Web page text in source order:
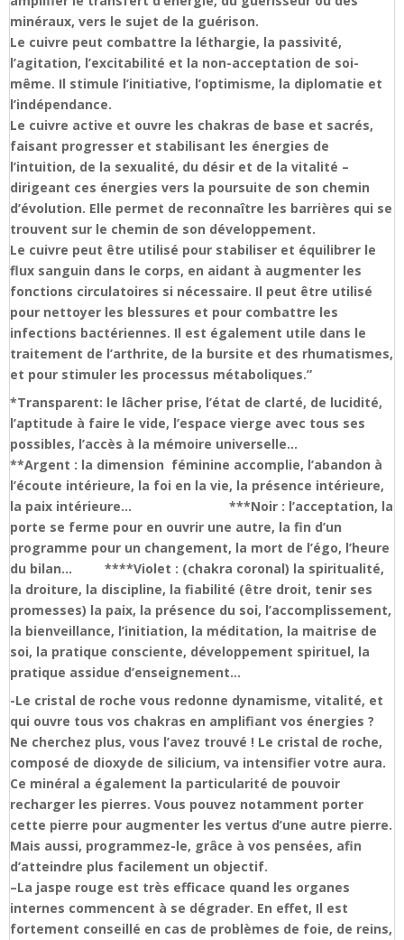
minéraux, vers le sujet de la guérison.
Le cuivre peut combattre la léthargie, la passivité,
l’agitation, l’excitabilité et la non-acceptation de soi-
même. Il stimule l’initiative, l’optimisme, la diplomatie et
l’indépendance.
Le cuivre active et ouvre les chakras de base et sacrés,
faisant progresser et stabilisant les énergies de
l’intuition, de la sexualité, du désir et de la vitalité –
dirigeant ces énergies vers la poursuite de son chemin
d’évolution. Elle permet de reconnaître les barrières qui se
trouvent sur le chemin de son développement.
Le cuivre peut être utilisé pour stabiliser et équilibrer le
flux sanguin dans le corps, en aidant à augmenter les
fonctions circulatoires si nécessaire. Il peut être utilisé
pour nettoyer les blessures et pour combattre les
infections bactériennes. Il est également utile dans le
traitement de l’arthrite, de la bursite et des rhumatismes,
et pour stimuler les processus métaboliques.”
*Transparent: le lâcher prise, l’état de clarté, de lucidité,
l’aptitude à faire le vide, l’espace vierge avec tous ses
possibles, l’accès à la mémoire universelle…
**Argent : la dimension féminine accomplie, l’abandon à
l’écoute intérieure, la foi en la vie, la présence intérieure,
la paix intérieure… ***Noir : l’acceptation, la
porte se ferme pour en ouvrir une autre, la fin d’un
programme pour un changement, la mort de l’égo, l’heure
du bilan… ****Violet : (chakra coronal) la spiritualité,
la droiture, la discipline, la fiabilité (être droit, tenir ses
promesses) la paix, la présence du soi, l’accomplissement,
la bienveillance, l’initiation, la méditation, la maitrise de
soi, la pratique consciente, développement spirituel, la
pratique assidue d’enseignement…
-Le cristal de roche vous redonne dynamisme, vitalité, et
qui ouvre tous vos chakras en amplifiant vos énergies ?
Ne cherchez plus, vous l’avez trouvé ! Le cristal de roche,
composé de dioxyde de silicium, va intensifier votre aura.
Ce minéral a également la particularité de pouvoir
recharger les pierres. Vous pouvez notamment porter
cette pierre pour augmenter les vertus d’une autre pierre.
Mais aussi, programmez-le, grâce à vos pensées, afin
d’atteindre plus facilement un objectif.
–La jaspe rouge est très efficace quand les organes
internes commencent à se dégrader. En effet, Il est
fortement conseillé en cas de problèmes de foie, de reins,